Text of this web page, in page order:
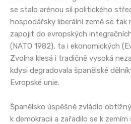
se stalo arénou sil politického
hospodářsky liberální země se tak
zapojit do evropských
(NATO 1982), ta i ekonomických
Zvolna klesá i tradičně vysoká
kdysi degradovala španělské
Evropské unie.
Španělsko úspěšně zvládlo
k demokracii a zařadilo se k